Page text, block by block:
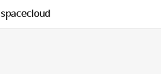
spacecloud